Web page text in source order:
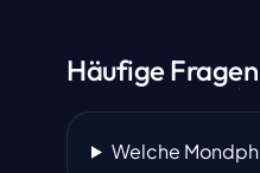
Häufige Fragen
Welche